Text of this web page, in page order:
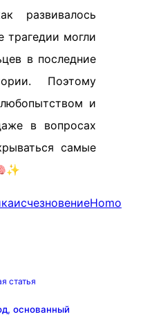
развивалось
трагедии могли
в последние
Поэтому
и
в вопросах
самые
исчезновениеHomo
статья
основанный